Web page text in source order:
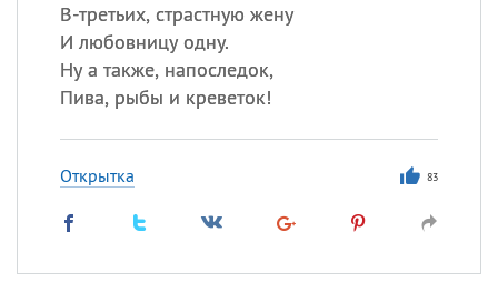
В-третьих, страстную жену
И любовницу одну.
Ну а также, напоследок,
Пива, рыбы и креветок!
Открытка 83